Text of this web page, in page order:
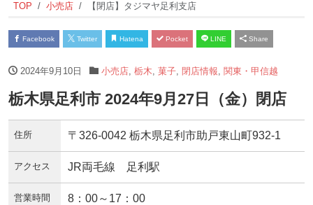
TOP 小売店 【閉店】タジマヤ足利支店
Facebook Twitter Hatena Pocket LINE Share
2024年9月10日 小売店, 栃木 菓子, 閉店情報 関東・甲信越
栃木県足利市 2024年9月27日（金）閉店
住所 〒326-0042 栃木県足利市助戸東山町932-1
アクセス JR両毛線 足利駅
営業時間 8：00～17：00